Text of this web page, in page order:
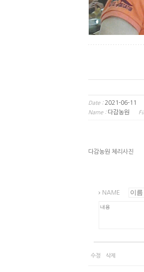
Date :2021-06-11
Name :다감농원
다감농원 체리사진
NAME
수정 삭제